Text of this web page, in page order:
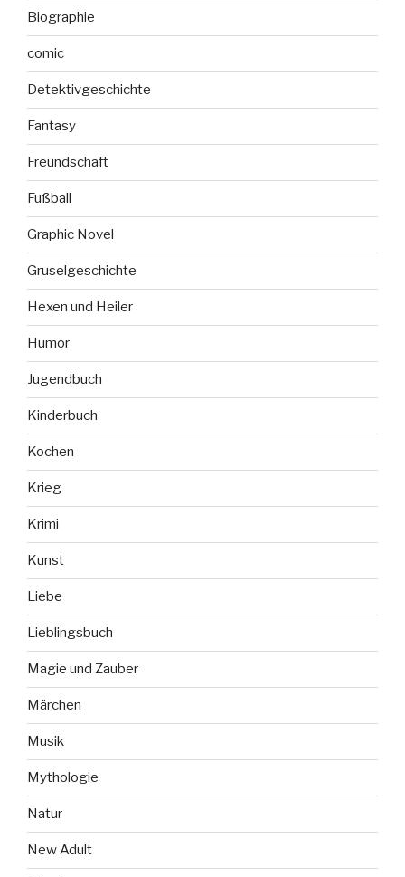
Biographie
comic
Detektivgeschichte
Fantasy
Freundschaft
Fußball
Graphic Novel
Gruselgeschichte
Hexen und Heiler
Humor
Jugendbuch
Kinderbuch
Kochen
Krieg
Krimi
Kunst
Liebe
Lieblingsbuch
Magie und Zauber
Märchen
Musik
Mythologie
Natur
New Adult